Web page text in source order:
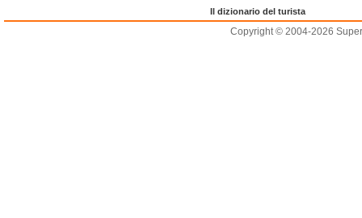
Il dizionario del turista
Copyright © 2004-2026